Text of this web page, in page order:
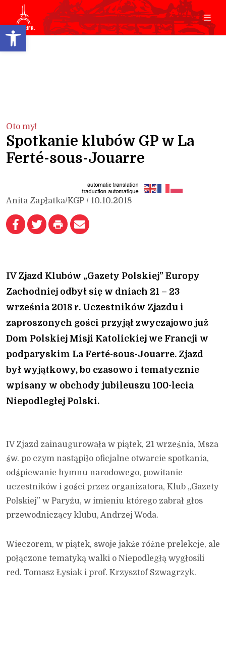
Open toolbar
Oto my!
Spotkanie klubów GP w La
Ferté-sous-Jouarre
Anita Zapłatka/KGP / 10.10.2018
IV Zjazd Klubów „Gazety Polskiej” Europy
Zachodniej odbył się w dniach 21 – 23
września 2018 r. Uczestników Zjazdu i
zaproszonych gości przyjął zwyczajowo już
Dom Polskiej Misji Katolickiej we Francji w
podparyskim La Ferté-sous-Jouarre. Zjazd
był wyjątkowy, bo czasowo i tematycznie
wpisany w obchody jubileuszu 100-lecia
Niepodległej Polski.
IV Zjazd zainaugurowała w piątek, 21 września, Msza
św. po czym nastąpiło oficjalne otwarcie spotkania,
odśpiewanie hymnu narodowego, powitanie
uczestników i gości przez organizatora, Klub „Gazety
Polskiej” w Paryżu, w imieniu którego zabrał głos
przewodniczący klubu, Andrzej Woda.
Wieczorem, w piątek, swoje jakże różne prelekcje, ale
połączone tematyką walki o Niepodległą wygłosili
red. Tomasz Łysiak i prof. Krzysztof Szwagrzyk.